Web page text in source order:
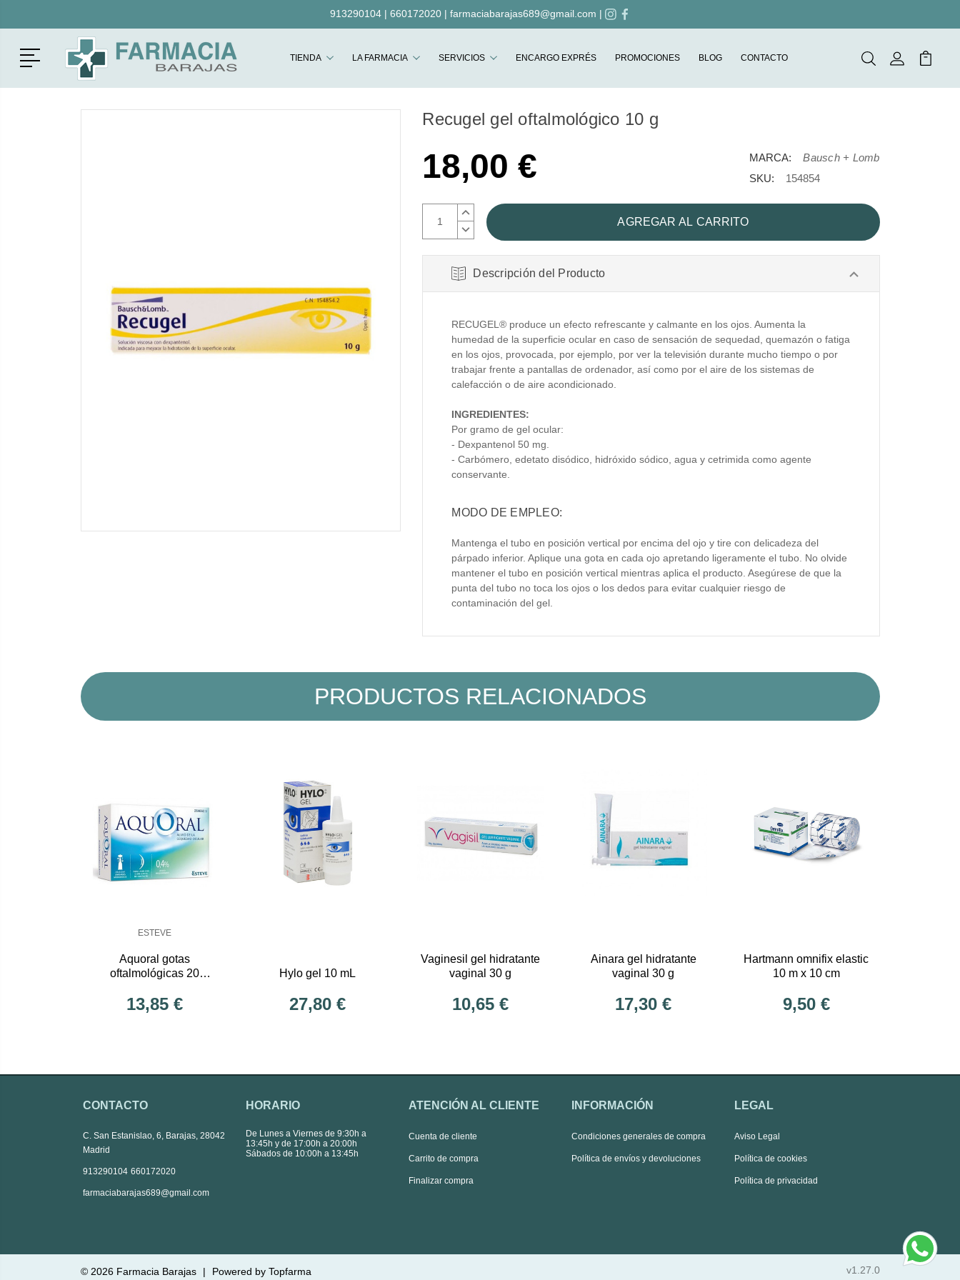
913290104| 660172020| farmaciabarajas689@gmail.com |
Menú TIENDA LA FARMACIA SERVICIOS ENCARGO EXPRÉS PROMOCIONES BLOG CONTACTO BuscarMi Cuenta
Mi
Recugel gel oftalmológico 10 g
18,00 €
AUMENTAR
CANTIDAD:
DISMINUIR
CANTIDAD:
MARCA:
Bausch + Lomb
SKU:
154854
Descripción del Producto
RECUGEL® produce un efecto refrescante y calmante en los ojos. Aumenta la
humedad de la superficie ocular en caso de sensación de sequedad, quemazón o fatiga
en los ojos, provocada, por ejemplo, por ver la televisión durante mucho tiempo o por
trabajar frente a pantallas de ordenador, así como por el aire de los sistemas de
calefacción o de aire acondicionado.
INGREDIENTES:
Por gramo de gel ocular:
- Dexpantenol 50 mg.
- Carbómero, edetato disódico, hidróxido sódico, agua y cetrimida como agente
conservante.
MODO DE EMPLEO:
Mantenga el tubo en posición vertical por encima del ojo y tire con delicadeza del
párpado inferior. Aplique una gota en cada ojo apretando ligeramente el tubo. No olvide
mantener el tubo en posición vertical mientras aplica el producto. Asegúrese de que la
punta del tubo no toca los ojos o los dedos para evitar cualquier riesgo de
contaminación del gel.
PRODUCTOS RELACIONADOS
ESTEVE
Aquoral gotas
oftalmológicas 20
13,85 €
Hylo gel 10 mL
27,80 €
Vaginesil gel hidratante
vaginal 30 g
10,65 €
Ainara gel hidratante
vaginal 30 g
17,30 €
Hartmann omnifix elastic
10 m x 10 cm
9,50 €
CONTACTO
C. San Estanislao, 6, Barajas, 28042
Madrid
913290104 660172020
farmaciabarajas689@gmail.com
HORARIO
De Lunes a Viernes de 9:30h a
13:45h y de 17:00h a 20:00h
Sábados de 10:00h a 13:45h
ATENCIÓN AL CLIENTE
Cuenta de cliente
Carrito de compra
Finalizar compra
INFORMACIÓN
Condiciones generales de compra
Política de envíos y devoluciones
LEGAL
Aviso Legal
Política de cookies
Política de privacidad
© 2026 Farmacia Barajas | Powered by Topfarma v1.27.0